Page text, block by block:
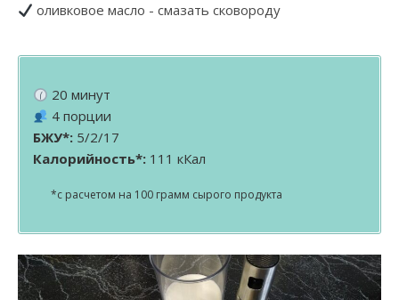
оливковое масло - смазать сковороду
20 минут
4 порции
БЖУ*: 5/2/17
Калорийность*: 111 кКал
*с расчетом на 100 грамм сырого продукта